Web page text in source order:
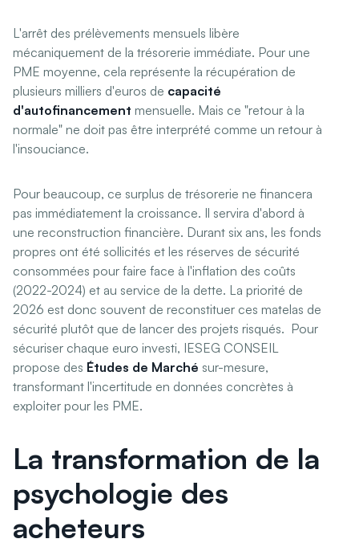
L'arrêt des prélèvements mensuels libère
mécaniquement de la trésorerie immédiate. Pour une
PME moyenne, cela représente la récupération de
plusieurs milliers d'euros de capacité
d'autofinancement mensuelle. Mais ce "retour à la
normale" ne doit pas être interprété comme un retour à
l'insouciance.
Pour beaucoup, ce surplus de trésorerie ne financera
pas immédiatement la croissance. Il servira d'abord à
une reconstruction financière. Durant six ans, les fonds
propres ont été sollicités et les réserves de sécurité
consommées pour faire face à l'inflation des coûts
(2022-2024) et au service de la dette. La priorité de
2026 est donc souvent de reconstituer ces matelas de
sécurité plutôt que de lancer des projets risqués. Pour
sécuriser chaque euro investi, IESEG CONSEIL
propose des Études de Marché sur-mesure,
transformant l'incertitude en données concrètes à
exploiter pour les PME.
La transformation de la
psychologie des
acheteurs